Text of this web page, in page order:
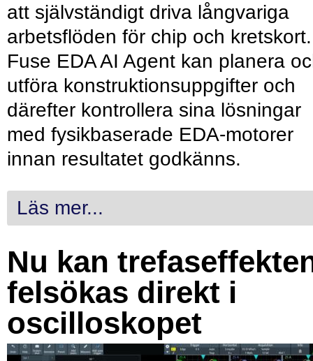
att självständigt driva långvariga
arbetsflöden för chip och kretskort.
Fuse EDA AI Agent kan planera
utföra konstruktionsuppgifter och
därefter kontrollera sina lösningar
med fysikbaserade EDA-motorer
innan resultatet godkänns.
Läs mer...
Nu kan
felsökas direkt i
oscilloskopet